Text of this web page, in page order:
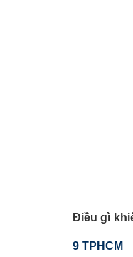
Điều gì
9 TPHCM